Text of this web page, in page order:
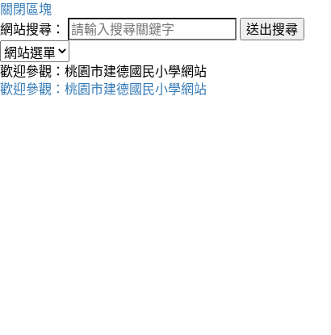
關閉區塊
網站搜尋：
送出搜尋
歡迎參觀：桃園市建德國民小學網站
歡迎參觀：桃園市建德國民小學網站